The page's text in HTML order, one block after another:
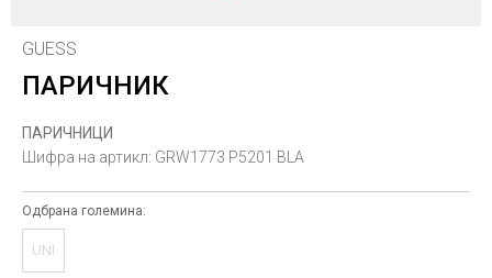
GUESS
ПАРИЧНИК
ПАРИЧНИЦИ
Шифра на артикл: GRW1773 P5201 BLA
Одбрана големина:
UNI